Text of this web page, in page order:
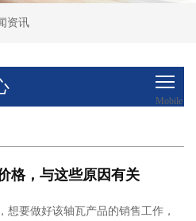
资讯
Mobile
格，与这些原因有关
要做好该轴瓦产品的销售工作，